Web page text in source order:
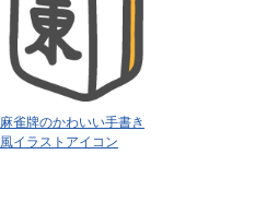
麻雀牌のかわいい手書き
風イラストアイコン